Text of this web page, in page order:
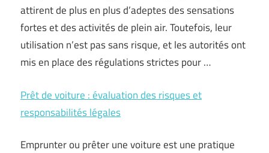
attirent de plus en plus d’adeptes des sensations
fortes et des activités de plein air. Toutefois, leur
utilisation n’est pas sans risque, et les autorités ont
mis en place des régulations strictes pour …
Prêt de voiture : évaluation des risques et
responsabilités légales
Emprunter ou prêter une voiture est une pratique